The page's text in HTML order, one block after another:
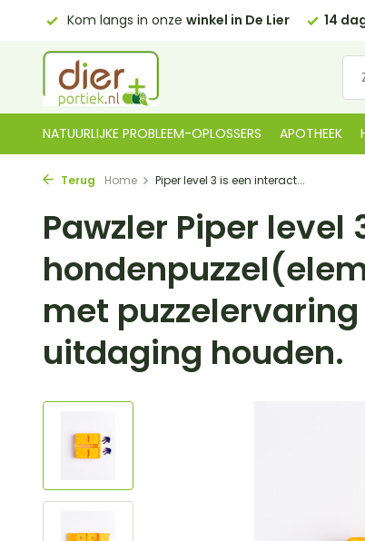
14 dagenbedenktijd Gratis bezorgd in NL
NATUURLIJKE PROBLEEM-OPLOSSERS APOTHEEK
Terug Home Piper level 3 is een interact...
Pawzler Piper
met
uitdaging houden.